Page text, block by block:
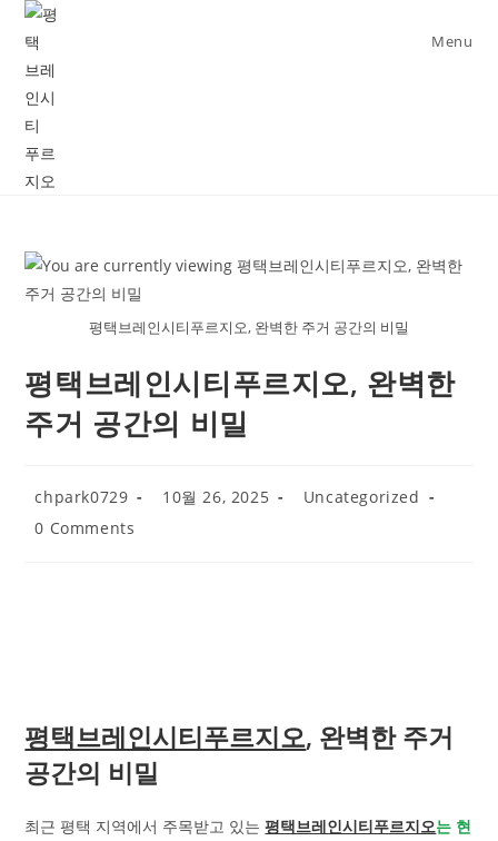
Skip
content
Menu
평택브레인시티푸르지오, 완벽한 주거 공간의 비밀
평택브레인시티푸르지오, 완벽한
주거 공간의 비밀
Post
author:
chpark0729
Post
10월 26, 2025
Post
category:
Uncategorized
Post
0 Comments
평택브레인시티푸르지오, 완벽한 주거
공간의 비밀
최근 평택 지역에서 주목받고 있는평택브레인시티푸르지오는 현